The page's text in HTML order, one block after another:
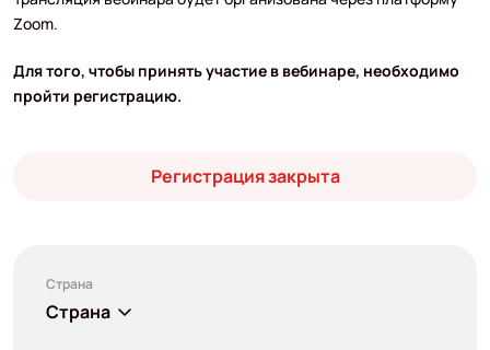
Zoom.
Для того, чтобы принять участие в вебинаре, необходимо
пройти регистрацию.
Регистрация закрыта
Страна
Страна